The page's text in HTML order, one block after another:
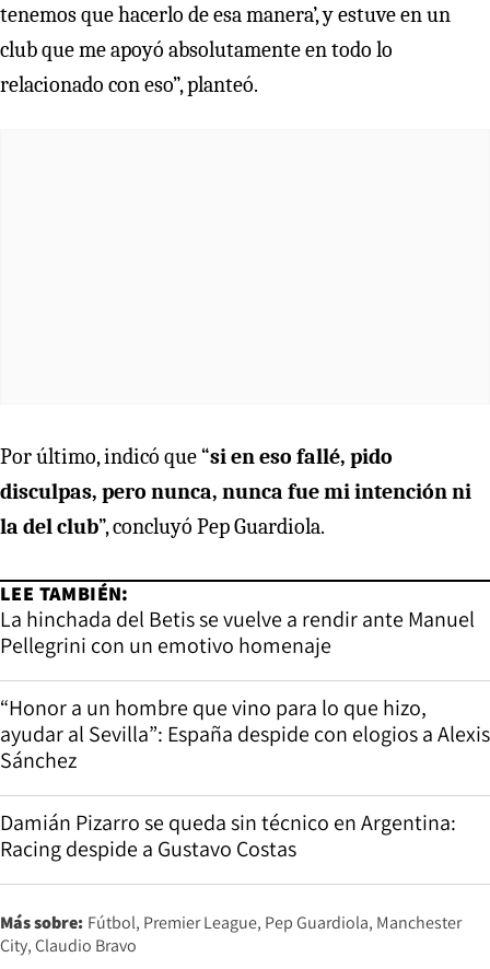
tenemos que hacerlo de esa manera’, y estuve en un
club que me apoyó absolutamente en todo lo
relacionado con eso”, planteó.
Por último, indicó que “si en eso fallé, pido
disculpas, pero nunca, nunca fue mi intención ni
la del club”, concluyó Pep Guardiola.
LEE TAMBIÉN:
La hinchada del Betis se vuelve a rendir ante Manuel
Pellegrini con un emotivo homenaje
“Honor a un hombre que vino para lo que hizo,
ayudar al Sevilla”: España despide con elogios a Alexis
Sánchez
Damián Pizarro se queda sin técnico en Argentina:
Racing despide a Gustavo Costas
Más sobre: Fútbol Premier League Pep Guardiola Manchester
City Claudio Bravo